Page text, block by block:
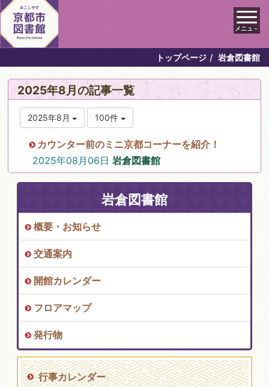
メニュ－
トップページ 岩倉図書館
2025年8月の記事一覧
2025年8月 100件
カウンター前のミニ京都コーナーを紹介！
2025年08月06日 岩倉図書館
岩倉図書館
概要・お知らせ
交通案内
開館カレンダー
フロアマップ
発行物
行事カレンダー